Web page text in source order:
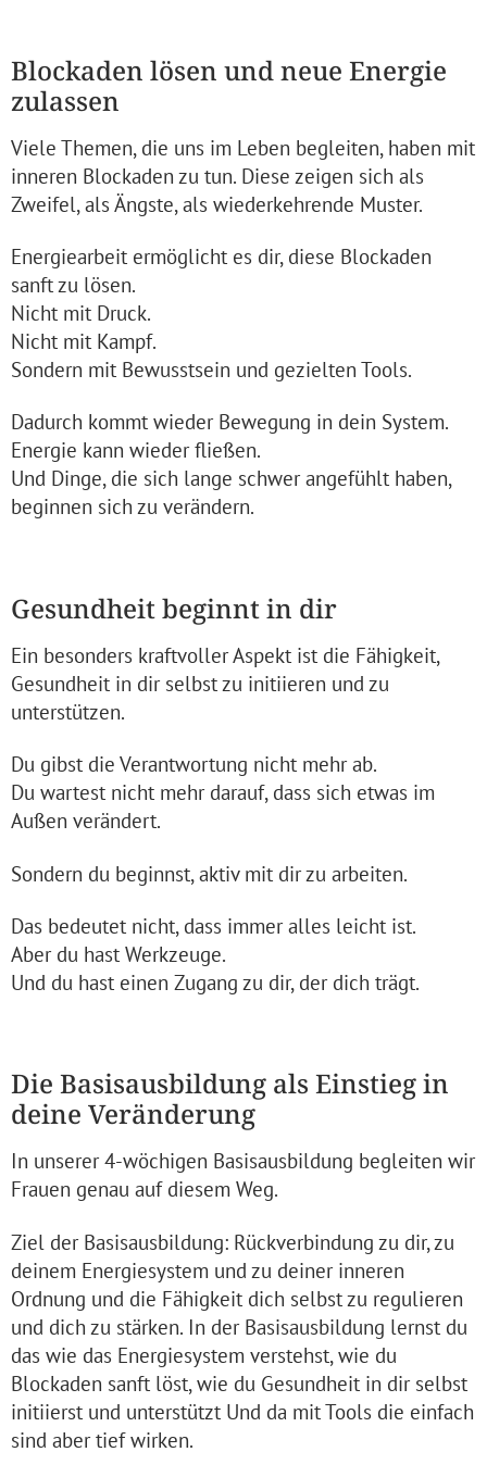
Blockaden lösen und neue Energie
zulassen
Viele Themen, die uns im Leben begleiten, haben mit
inneren Blockaden zu tun. Diese zeigen sich als
Zweifel, als Ängste, als wiederkehrende Muster.
Energiearbeit ermöglicht es dir, diese Blockaden
sanft zu lösen.
Nicht mit Druck.
Nicht mit Kampf.
Sondern mit Bewusstsein und gezielten Tools.
Dadurch kommt wieder Bewegung in dein System.
Energie kann wieder fließen.
Und Dinge, die sich lange schwer angefühlt haben,
beginnen sich zu verändern.
Gesundheit beginnt in dir
Ein besonders kraftvoller Aspekt ist die Fähigkeit,
Gesundheit in dir selbst zu initiieren und zu
unterstützen.
Du gibst die Verantwortung nicht mehr ab.
Du wartest nicht mehr darauf, dass sich etwas im
Außen verändert.
Sondern du beginnst, aktiv mit dir zu arbeiten.
Das bedeutet nicht, dass immer alles leicht ist.
Aber du hast Werkzeuge.
Und du hast einen Zugang zu dir, der dich trägt.
Die Basisausbildung als Einstieg in
deine Veränderung
In unserer 4-wöchigen Basisausbildung begleiten wir
Frauen genau auf diesem Weg.
Ziel der Basisausbildung: Rückverbindung zu dir, zu
deinem Energiesystem und zu deiner inneren
Ordnung und die Fähigkeit dich selbst zu regulieren
und dich zu stärken. In der Basisausbildung lernst du
das wie das Energiesystem verstehst, wie du
Blockaden sanft löst, wie du Gesundheit in dir selbst
initiierst und unterstützt Und da mit Tools die einfach
sind aber tief wirken.